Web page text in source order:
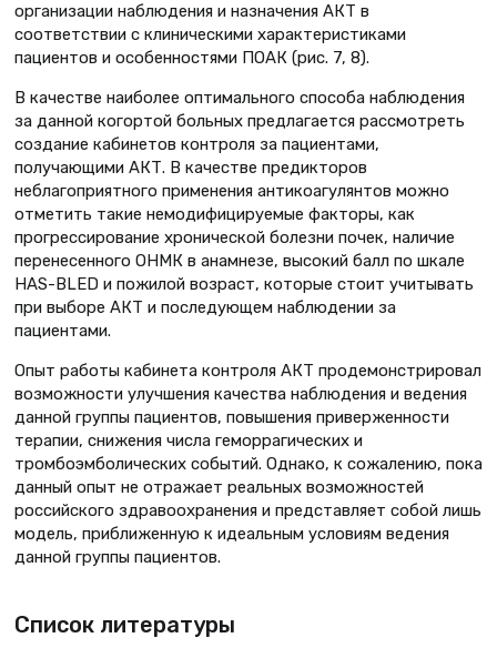
организации наблюдения и назначения АКТ в
соответствии с клиническими характеристиками
пациентов и особенностями ПОАК (рис. 7, 8).
В качестве наиболее оптимального способа наблюдения
за данной когортой больных предлагается рассмотреть
создание кабинетов контроля за пациентами,
получающими АКТ. В качестве предикторов
неблагоприятного применения антикоагулянтов можно
отметить такие немодифицируемые факторы, как
прогрессирование хронической болезни почек, наличие
перенесенного ОНМК в анамнезе, высокий балл по шкале
HAS-BLED и пожилой возраст, которые стоит учитывать
при выборе АКТ и последующем наблюдении за
пациентами.
Опыт работы кабинета контроля АКТ продемонстрировал
возможности улучшения качества наблюдения и ведения
данной группы пациентов, повышения приверженности
терапии, снижения числа геморрагических и
тромбоэмболических событий. Однако, к сожалению, пока
данный опыт не отражает реальных возможностей
российского здравоохранения и представляет собой лишь
модель, приближенную к идеальным условиям ведения
данной группы пациентов.
Список литературы